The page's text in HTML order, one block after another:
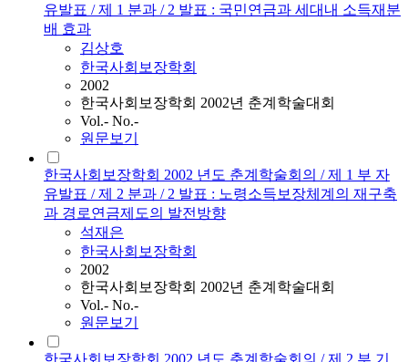
유발표 / 제 1 분과 / 2 발표 : 국민연금과 세대내 소득재분
배 효과
김상호
한국사회보장학회
2002
한국사회보장학회 2002년 춘계학술대회
Vol.- No.-
원문보기
한국사회보장학회 2002 년도 춘계학술회의 / 제 1 부 자
유발표 / 제 2 분과 / 2 발표 : 노령소득보장체계의 재구축
과 경로연금제도의 발전방향
석재은
한국사회보장학회
2002
한국사회보장학회 2002년 춘계학술대회
Vol.- No.-
원문보기